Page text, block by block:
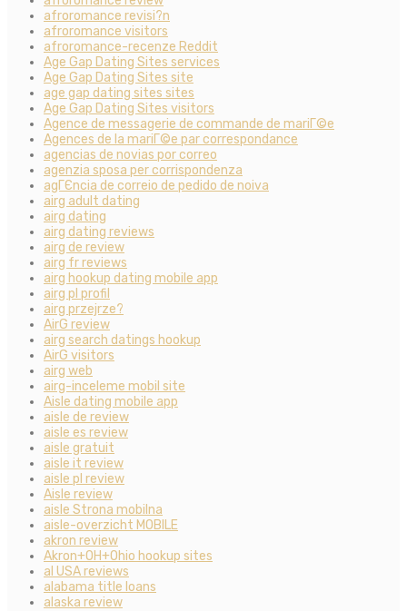
afroromance revisi?n
afroromance visitors
afroromance-recenze Reddit
Age Gap Dating Sites services
Age Gap Dating Sites site
age gap dating sites sites
Age Gap Dating Sites visitors
Agence de messagerie de commande de mariГ©e
Agences de la mariГ©e par correspondance
agencias de novias por correo
agenzia sposa per corrispondenza
agГЄncia de correio de pedido de noiva
airg adult dating
airg dating
airg dating reviews
airg de review
airg fr reviews
airg hookup dating mobile app
airg pl profil
airg przejrze?
AirG review
airg search datings hookup
AirG visitors
airg web
airg-inceleme mobil site
Aisle dating mobile app
aisle de review
aisle es review
aisle gratuit
aisle it review
aisle pl review
Aisle review
aisle Strona mobilna
aisle-overzicht MOBILE
akron review
Akron+OH+Ohio hookup sites
al USA reviews
alabama title loans
alaska review